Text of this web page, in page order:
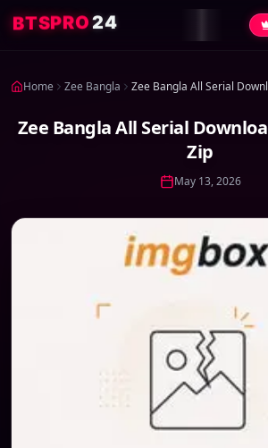
BTSPRO24
Home Zee Bangla
Zee Bangla All Serial
Zip
May 13, 2026